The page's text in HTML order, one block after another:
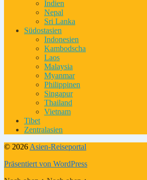
Indien
Nepal
Sri Lanka
Südostasien
Indonesien
Kambodscha
Laos
Malaysia
Myanmar
Philippinen
Singapur
Thailand
Vietnam
Tibet
Zentralasien
© 2026 Asien-Reiseportal
Präsentiert von WordPress